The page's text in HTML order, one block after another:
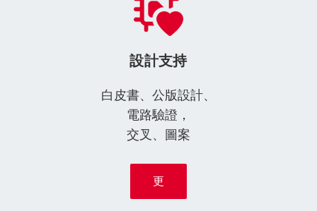
設計支持
白皮書、公版設計、
電路驗證，
交叉、圖案
更